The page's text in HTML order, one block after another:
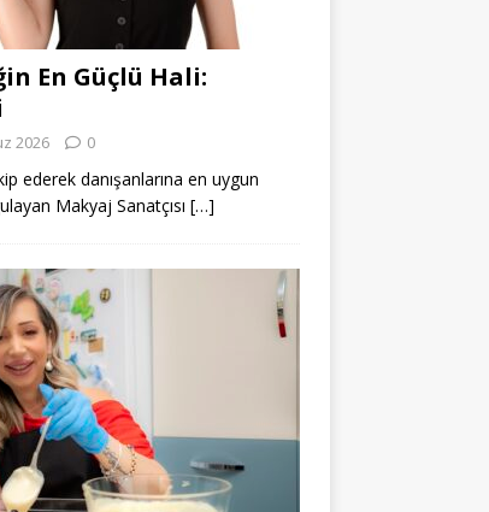
En Güçlü Hali:
2026 0
ederek danışanlarına en uygun
Makyaj Sanatçısı […]